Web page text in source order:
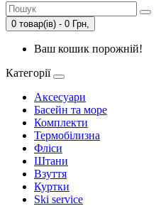
0 товар(ів) - 0 Грн,
Ваш кошик порожній!
Категорії
Аксесуари
Басейн та море
Комплекти
Термобілизна
Фліси
Штани
Взуття
Куртки
Ski service